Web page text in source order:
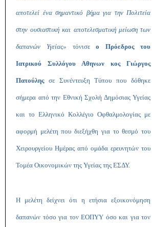
αποτελεί ένα σημαντικό βήμα για την Πολιτεία
στην ουσιαστική και αποτελεσματική μείωση των
δαπανών Υγείας» τόνισεο Πρόεδρος του
Ιατρικού Συλλόγου Αθηνων κος Γιώργος
Πατούληςσε Συνέντευξη Τύπου που δόθηκε
σήμερα από την Εθνική Σχολή Δημόσιας Υγείας
και το Ελληνικό Κολλέγιο Οφθαλμολογίας με
αφορμή μελέτη που διεξήχθη για το θεσμό του
Χειρουργείου Ημέρας από ομάδα ερευνητών του
Τομέα Οικονομικών της Υγείας της ΕΣΔΥ.
Η μελέτη δείχνει ότι η ετήσια εξοικονόμηση
δαπανών τόσο για τον ΕΟΠΥΥ όσο και για τον